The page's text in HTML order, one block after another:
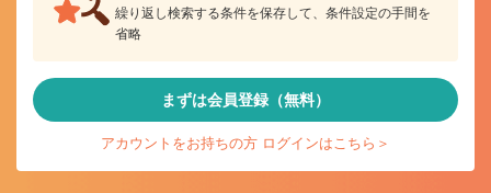
繰り返し検索する条件を保存して、条件設定の手間を
省略
まずは会員登録（無料）
アカウントをお持ちの方 ログインはこちら＞